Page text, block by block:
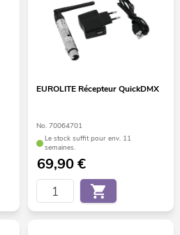
EUROLITE Récepteur QuickDMX
No. 70064701
Le stock suffit pour env. 11
semaines.
69,90€